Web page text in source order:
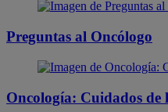
Preguntas al Oncólogo
Oncología: Cuidados de